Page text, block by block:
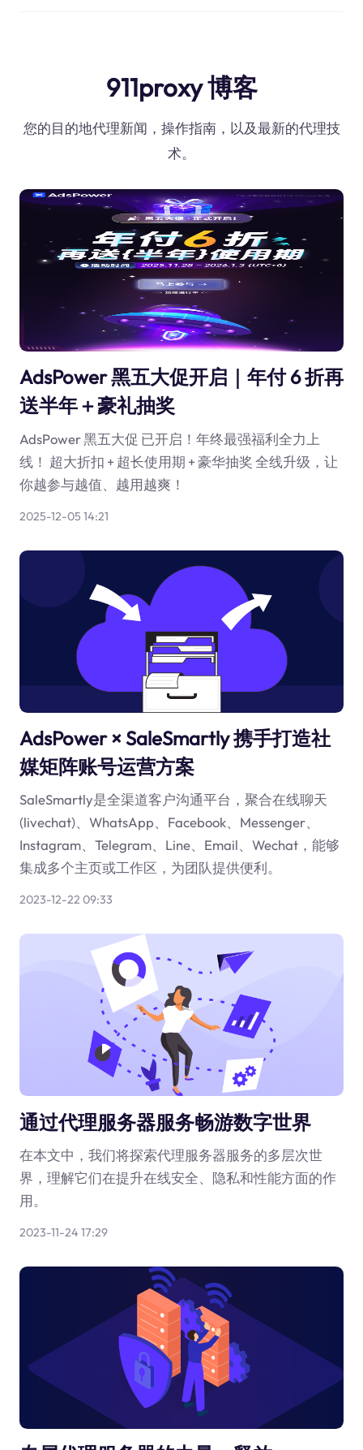
911proxy 博客
您的目的地代理新闻，操作指南，以及最新的代理技
术。
AdsPower 黑五大促开启｜年付 6 折再
送半年＋豪礼抽奖
AdsPower 黑五大促 已开启！年终最强福利全力上
线！ 超大折扣 + 超长使用期 + 豪华抽奖 全线升级，让
你越参与越值、越用越爽！
2025-12-05 14:21
AdsPower × SaleSmartly 携手打造社
媒矩阵账号运营方案
SaleSmartly是全渠道客户沟通平台，聚合在线聊天
(livechat)、WhatsApp、Facebook、Messenger、
Instagram、Telegram、Line、Email、Wechat，能够
集成多个主页或工作区，为团队提供便利。
2023-12-22 09:33
通过代理服务器服务畅游数字世界
在本文中，我们将探索代理服务器服务的多层次世
界，理解它们在提升在线安全、隐私和性能方面的作
用。
2023-11-24 17:29